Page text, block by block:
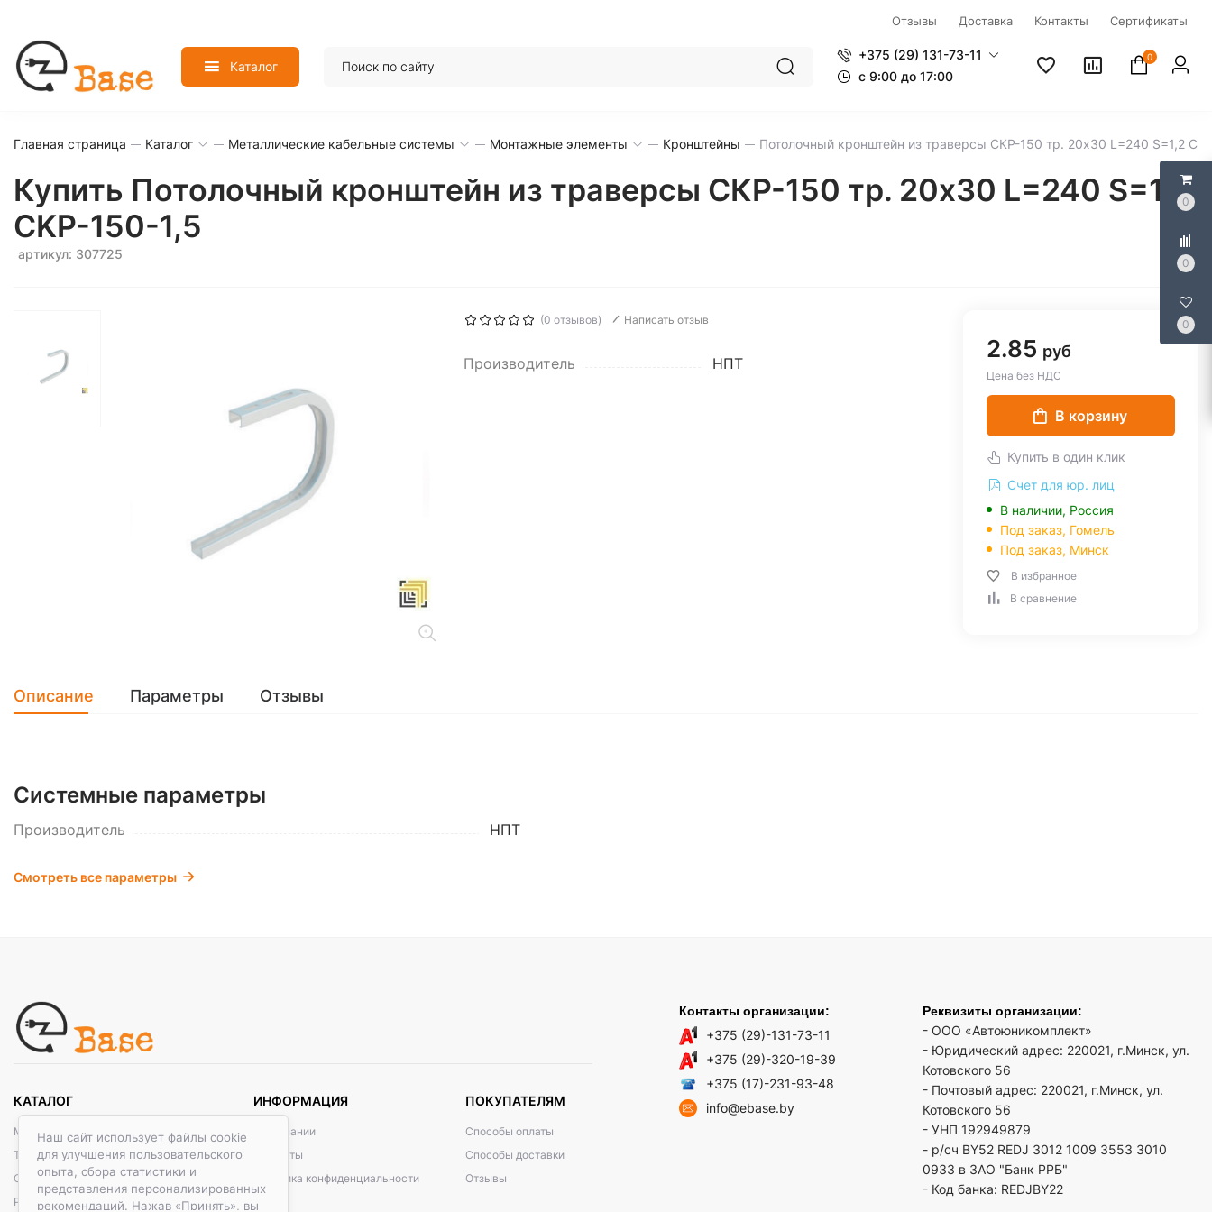
0
0
0
Наш сайт использует файлы cookie
для улучшения пользовательского
опыта, сбора статистики и
представления персонализированных
рекомендаций. Нажав «Принять», вы
Отзывы Доставка Контакты Сертификаты
Каталог
+375 (29) 131-73-11
c 9:00 до 17:00
0
Главная страница Каталог Металлические кабельные системы Монтажные элементы Кронштейны Потолочный кронштейн из траверсы СКР-150 тр. 20х30 L=240 S=1,2
Купить Потолочный кронштейн из траверсы СКР-150 тр. 20х30 L=240 S=1,2
CKP-150-1,5
артикул: 307725
(0 отзывов) Написать отзыв
Производитель НПТ
2.85 руб
Цена без НДС
В корзину
Купить в один клик
Счет для юр. лиц
В наличии, Россия
Под заказ, Гомель
Под заказ, Минск
В избранное
В сравнение
Описание Параметры Отзывы
Системные параметры
Производитель НПТ
Смотреть все параметры
КАТАЛОГ
Металлические кабельные системы
Трубы электротехнические
Организация рабочих мест
Распродажа
ИНФОРМАЦИЯ
О компании
Контакты
Политика конфиденциальности
ПОКУПАТЕЛЯМ
Способы оплаты
Способы доставки
Отзывы
Контакты организации:
+375 (29)-131-73-11
+375 (29)-320-19-39
+375 (17)-231-93-48
info@ebase.by
Реквизиты организации:
- ООО «Автоюникомплект»
- Юридический адрес: 220021, г.Минск, ул.
Котовского 56
- Почтовый адрес: 220021, г.Минск, ул.
Котовского 56
- УНП 192949879
- р/сч BY52 REDJ 3012 1009 3553 3010
0933 в ЗАО "Банк РРБ"
- Код банка: REDJBY22